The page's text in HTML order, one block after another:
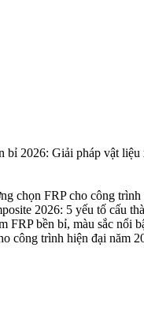
bỉ 2026: Giải pháp vật
chọn FRP cho công
2026: 5 yếu tố cấu
FRP bền bỉ, màu sắc nổi
công trình hiện đại năm